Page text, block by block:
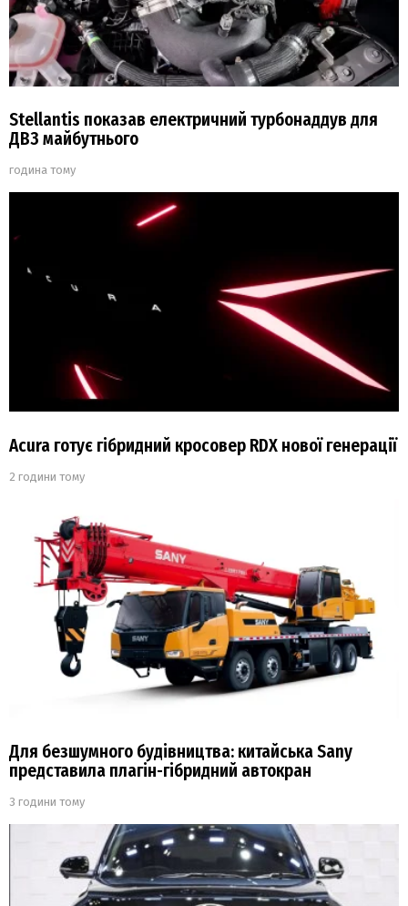
Stellantis показав електричний турбонаддув для
ДВЗ майбутнього
година тому
Acura готує гібридний кросовер RDX нової генерації
2 години тому
Для безшумного будівництва: китайська Sany
представила плагін-гібридний автокран
3 години тому